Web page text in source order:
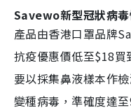
Savewo新型冠狀病
產品由香港口罩品牌
抗疫優惠價低至$18買
要以採集鼻液樣本作
變種病毒，準確度達